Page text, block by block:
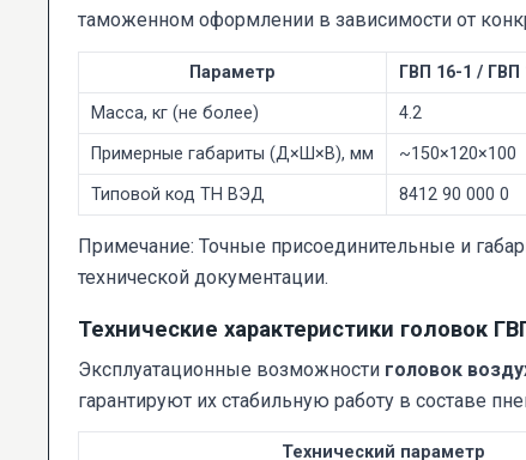
таможенном оформлении в зависимости от
Параметр ГВП 16-1 / ГВП
Масса, кг (не более)
4.2
Примерные габариты (Д×Ш×В), мм
~150×120×100
Типовой код ТН ВЭД
8412 90 000 0
Примечание: Точные присоединительные и
технической документации.
Технические характеристики головок
Эксплуатационные возможности головок
гарантируют их стабильную работу в составе
Технический параметр